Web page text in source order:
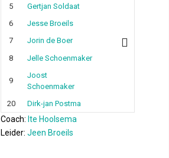
5
Gertjan Soldaat
6
Jesse Broeils
7
Jorin de Boer
8
Jelle Schoenmaker
9
Joost
Schoenmaker
20
Dirk-jan Postma
Coach: Ite Hoolsema
Leider: Jeen Broeils